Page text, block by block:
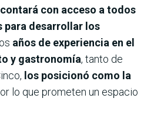
contará con acceso a todos
para desarrollar los
años de experiencia en el
y gastronomía, tanto de
los posicionó como la
lo que prometen un espacio